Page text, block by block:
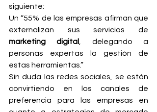
siguiente:
Un “55% de las empresas afirman que
marketing digital
, delegando a
personas expertas la gestión de
estas herramientas.”
Sin duda las redes sociales, se están
convirtiendo en los canales de
preferencia para las empresas en